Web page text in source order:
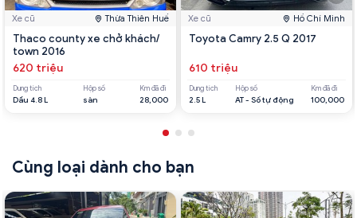
Xe cũ Thừa Thiên Huế
Thaco county xe chở khách/
town 2016
620 triệu
Dung tích
Dầu 4.8 L
Hộp số
sàn
Km đã đi
28,000
Xe cũ Hồ Chí Minh
Toyota Camry 2.5 Q 2017
610 triệu
Dung tích
2.5 L
Hộp số
AT - Số tự động
Km đã đi
100,000
Cùng loại dành cho bạn